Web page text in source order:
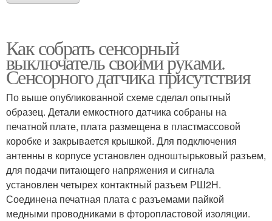
Как собрать сенсорный
выключатель своими руками.
Сенсорного датчика присутствия
По выше опубликованной схеме сделал опытный
образец. Детали емкостного датчика собраны на
печатной плате, плата размещена в пластмассовой
коробке и закрывается крышкой. Для подключения
антенны в корпусе установлен одноштырьковый разъем,
для подачи питающего напряжения и сигнала
установлен четырех контактный разъем РШ2Н.
Соединена печатная плата с разъемами пайкой
медными проводниками в фторопластовой изоляции.